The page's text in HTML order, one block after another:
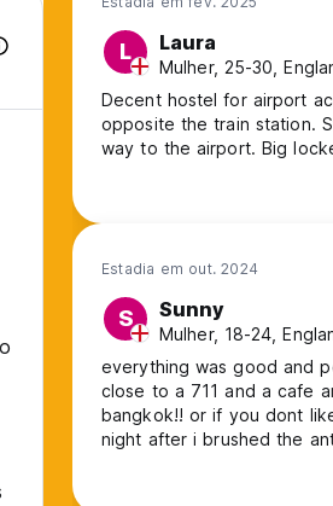
L Laura
Mulher, 25-30,
Decent hostel for airport
opposite the train station.
way to the airport. Big
Estadia em out. 2024
S Sunny
Mulher, 18-24,
everything was good and
close to a 711 and a cafe
bangkok!! or if you dont
night after i brushed the